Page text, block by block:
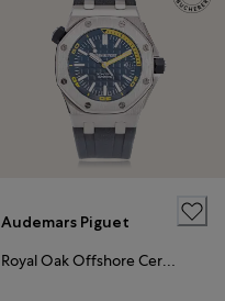
Audemars Piguet
Royal Oak Offshore Certified Pre-Owned